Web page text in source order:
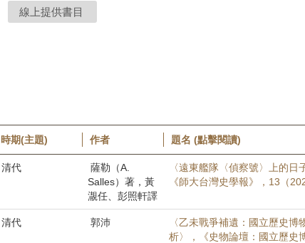
線上提供書目
時期(主題) 作者 題名 (點擊閱讀)
清代
薩勒（A.
Salles）著，黃
㵾任、彭照軒譯
〈遠東艦隊〈偵察號〉上的
《師大台灣史學報》，13（
清代 郭沛
〈乙未戰爭補遺：國立歷史
析〉，《史物論壇：國立歷史